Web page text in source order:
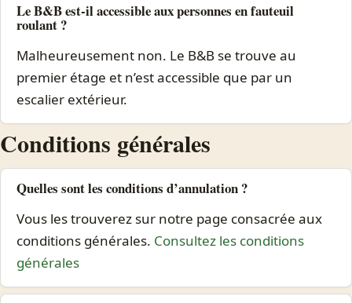
Le B&B est-il accessible aux personnes en fauteuil
roulant ?
Malheureusement non. Le B&B se trouve au
premier étage et n’est accessible que par un
escalier extérieur.
Conditions générales
Quelles sont les conditions d’annulation ?
Vous les trouverez sur notre page consacrée aux
conditions générales. Consultez les conditions
générales